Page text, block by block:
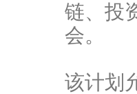
链、投
会。
该计划